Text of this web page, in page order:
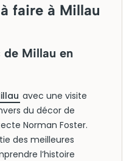
faire à Millau
Millau en
avec une visite
du décor de
Norman Foster.
des meilleures
l’histoire